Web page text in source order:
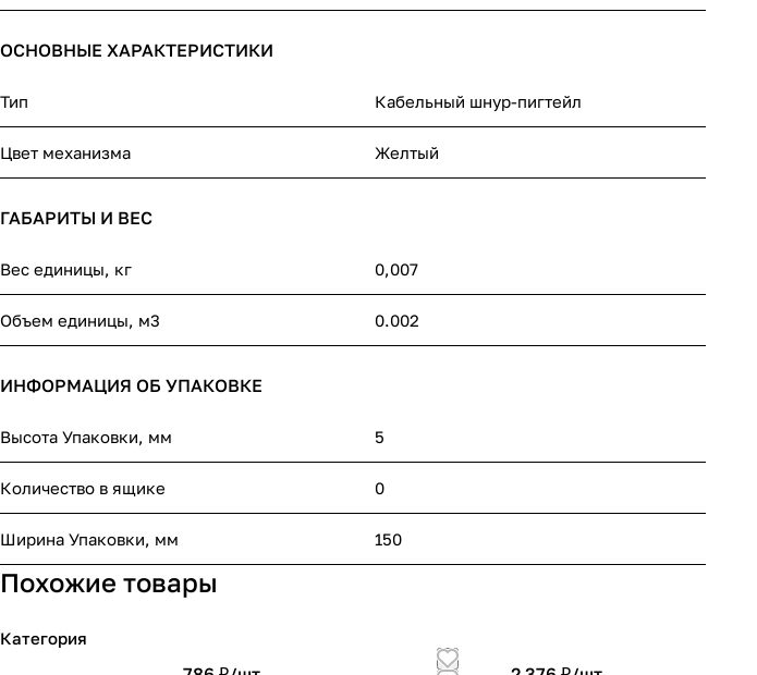
ОСНОВНЫЕ ХАРАКТЕРИСТИКИ
Тип Кабельный шнур-пигтейл
Цвет механизма Желтый
ГАБАРИТЫ И ВЕС
Вес единицы, кг 0,007
Объем единицы, м3 0.002
ИНФОРМАЦИЯ ОБ УПАКОВКЕ
Высота Упаковки, мм 5
Количество в ящике 0
Ширина Упаковки, мм 150
Похожие товары
Категория